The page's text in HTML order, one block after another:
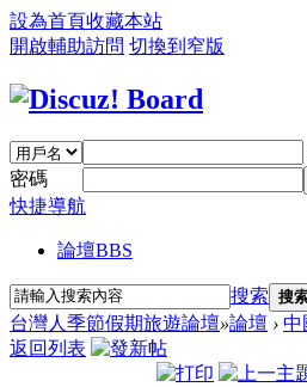
設為首頁收藏本站
開啟輔助訪問 切換到窄版
密碼
快捷導航
論壇BBS
搜索 搜
台灣人季節假期旅遊論壇»論壇 › 中
返回列表